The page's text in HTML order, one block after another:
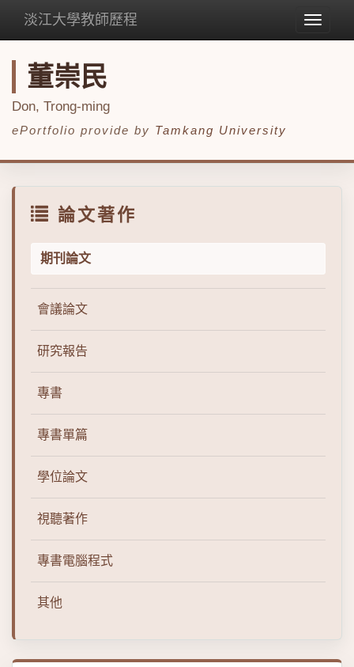
Toggle
淡江大學教師歷程
董崇民
Don, Trong-ming
ePortfolio provide by Tamkang University
論文著作
期刊論文
會議論文
研究報告
專書
專書單篇
學位論文
視聽著作
專書電腦程式
其他